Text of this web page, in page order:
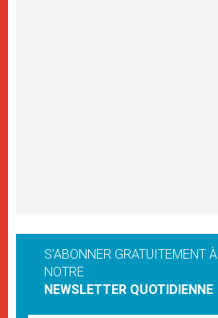
S'ABONNER GRATUITEMENT À
NOTRE
NEWSLETTER QUOTIDIENNE